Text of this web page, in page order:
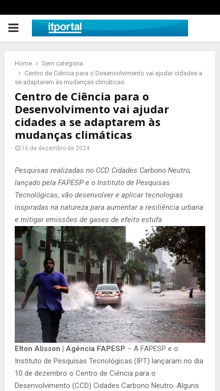
PRIMARY
Home
Sem categoria
Centro de Ciência para o Desenvolvimento vai ajudar cidades a
se adaptarem às mudanças climáticas
Centro de Ciência para o
Desenvolvimento vai ajudar
cidades a se adaptarem às
mudanças climáticas
16 de dezembro de 2024
Pesquisas realizadas no CCD Cidades Carbono Neutro,
lançado pela FAPESP e o Instituto de Pesquisas
Tecnológicas, vão desenvolver e aplicar tecnologias
inspiradas na natureza para aumentar a resiliência urbana
e mitigar emissões de gases de efeito estufa
Elton Alisson | Agência FAPESP – A FAPESP e o
Instituto de Pesquisas Tecnológicas (IPT) lançaram no dia
10 de dezembro o Centro de Ciência para o
Desenvolvimento (CCD) Cidades Carbono Neutro. Alguns